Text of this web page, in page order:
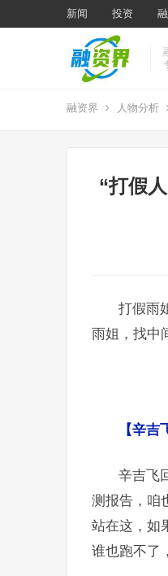
新闻 投资
融资界 人物分析
“打假
打假雨
雨姐，找中
【辛吉
辛吉飞
测报告，咱
站在这，如
谁也跑不了